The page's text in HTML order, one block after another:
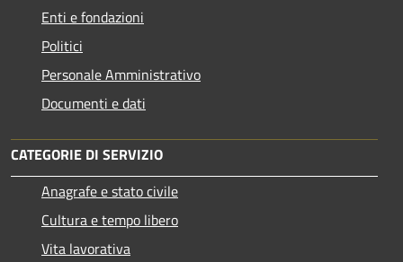
Enti e fondazioni
Politici
Personale Amministrativo
Documenti e dati
CATEGORIE DI SERVIZIO
Anagrafe e stato civile
Cultura e tempo libero
Vita lavorativa